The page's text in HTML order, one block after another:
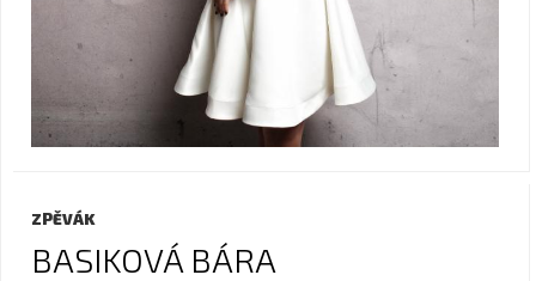
ZPĚVÁK
BASIKOVÁ BÁRA